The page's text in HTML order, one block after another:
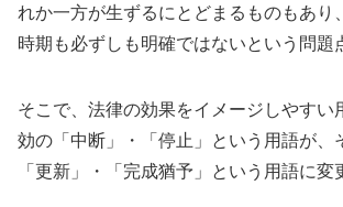
れか一方が生ずるにとどまるものもあり
時期も必ずしも明確ではないという問題
そこで、法律の効果をイメージしやすい
効の「中断」・「停止」という用語が、
「更新」・「完成猶予」という用語に変